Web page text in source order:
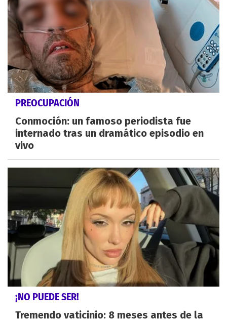
PREOCUPACIÓN
Conmoción: un famoso periodista fue
internado tras un dramático episodio en
vivo
¡NO PUEDE SER!
Tremendo vaticinio: 8 meses antes de la